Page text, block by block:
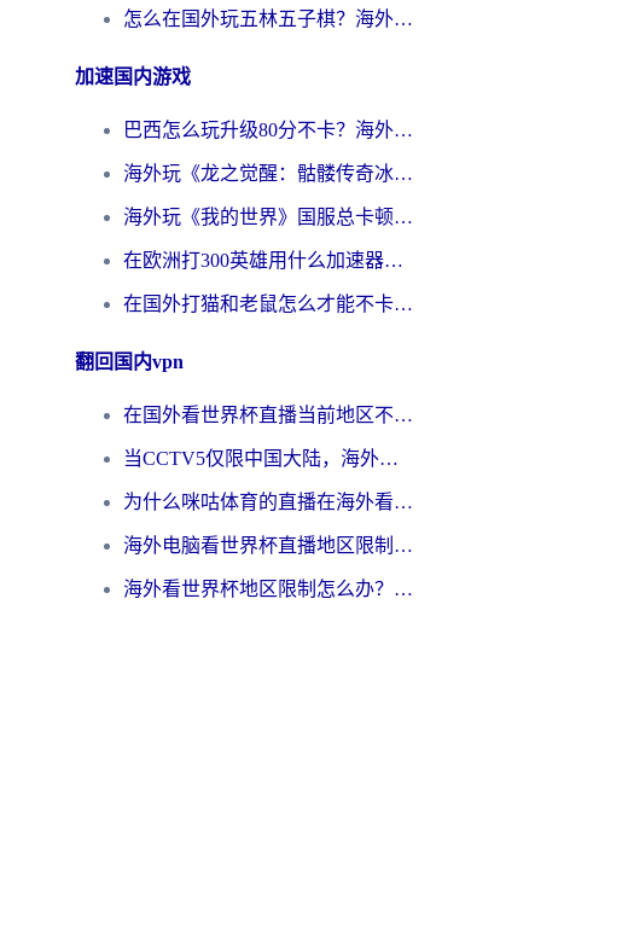
怎么在国外玩五林五子棋？海外党必看的回国加速全攻略（附优酷荔枝FM解决方法）
加速国内游戏
巴西怎么玩升级80分不卡？海外玩家国服游戏加速器终极指南（附避坑技巧）
海外玩《龙之觉醒：骷髅传奇冰雪合击》延迟高？这篇指南帮你解决卡顿烦恼！
海外玩《我的世界》国服总卡顿？这篇我的世界游戏加速器指南帮你解决所有问题
在欧洲打300英雄用什么加速器好？留学生亲测有效的解决方案来了
在国外打猫和老鼠怎么才能不卡？老玩家亲测的终极加速指南
翻回国内vpn
在国外看世界杯直播当前地区不可播放？海外党必看的回国加速全攻略
当CCTV5仅限中国大陆，海外球迷的世界杯狂欢如何继续？
为什么咪咕体育的直播在海外看不了？3步解决海外看世界杯+抖音地区限制难题
海外电脑看世界杯直播地区限制怎么办？你需要一个聪明的加速器
海外看世界杯地区限制怎么办？一篇搞定咪咕视频播放+国内资源无缝访问指南